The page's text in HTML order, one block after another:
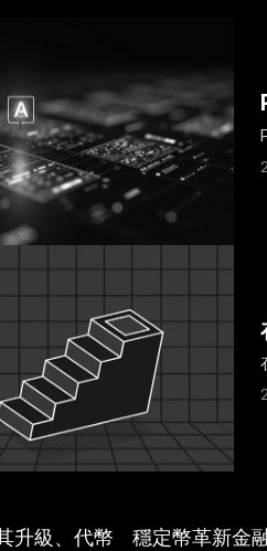
升級、代幣 穩定幣革新金